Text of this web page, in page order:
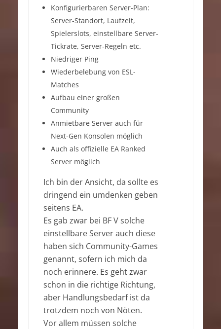
Konfigurierbaren Server-Plan:
Server-Standort, Laufzeit,
Spielerslots, einstellbare Server-
Tickrate, Server-Regeln etc.
Niedriger Ping
Wiederbelebung von ESL-
Matches
Aufbau einer großen
Community
Anmietbare Server auch für
Next-Gen Konsolen möglich
Auch als offizielle EA Ranked
Server möglich
Ich bin der Ansicht, da sollte es
dringend ein umdenken geben
seitens EA.
Es gab zwar bei BF V solche
einstellbare Server auch diese
haben sich Community-Games
genannt, sofern ich mich da
noch erinnere. Es geht zwar
schon in die richtige Richtung,
aber Handlungsbedarf ist da
trotzdem noch von Nöten.
Vor allem müssen solche